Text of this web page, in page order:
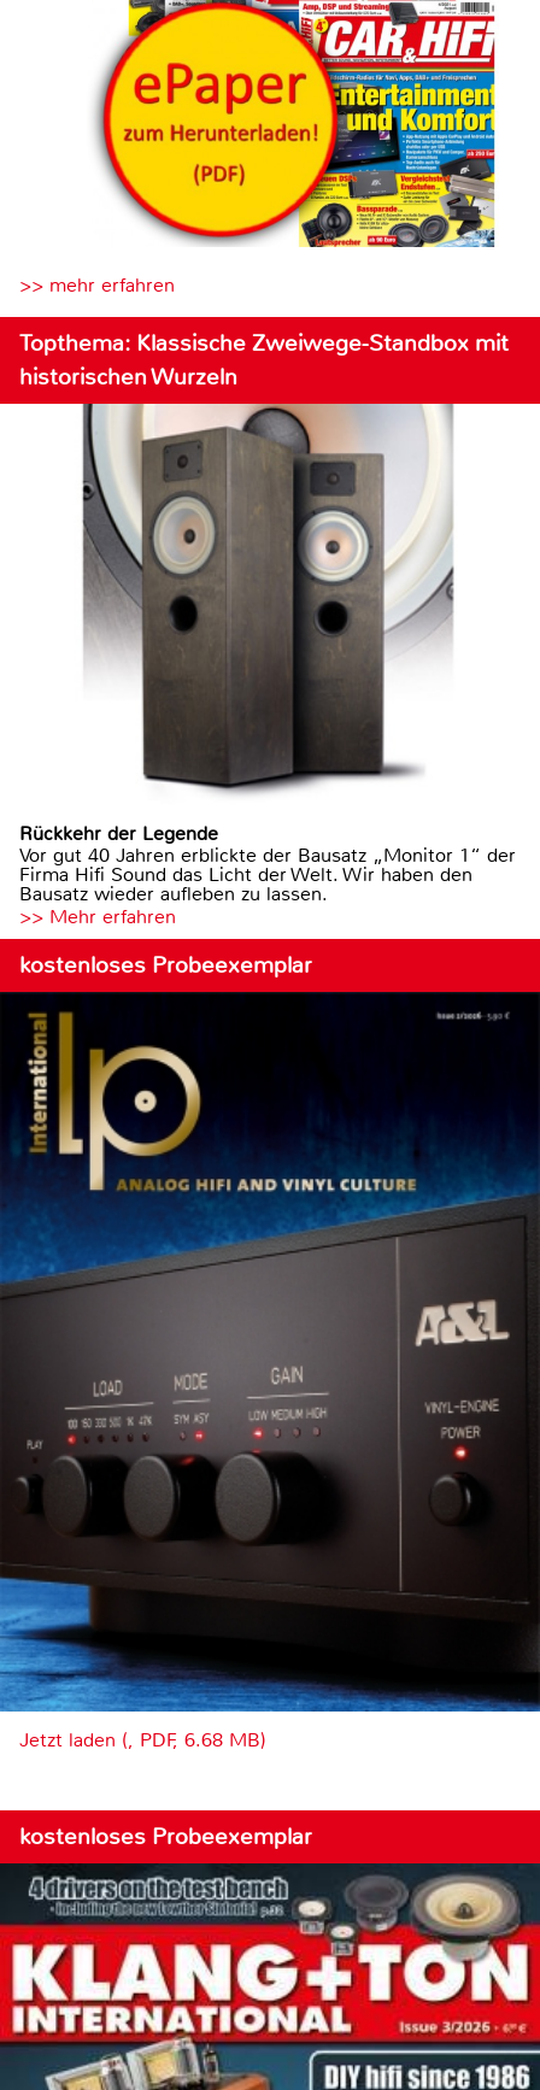
>> mehr erfahren
Topthema: Klassische Zweiwege-Standbox mit
historischen Wurzeln
Rückkehr der Legende
Vor gut 40 Jahren erblickte der Bausatz „Monitor 1“ der
Firma Hifi Sound das Licht der Welt. Wir haben den
Bausatz wieder aufleben zu lassen.
>> Mehr erfahren
kostenloses Probeexemplar
Jetzt laden (, PDF, 6.68 MB)
kostenloses Probeexemplar